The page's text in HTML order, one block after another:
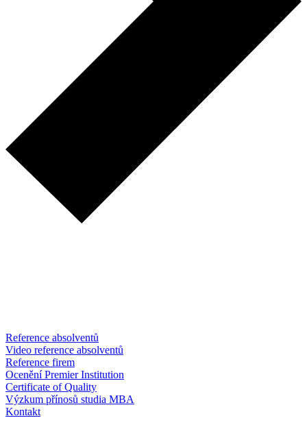
Reference absolventů
Video reference absolventů
Reference firem
Ocenění Premier Institution
Certificate of Quality
Výzkum přínosů studia MBA
Kontakt